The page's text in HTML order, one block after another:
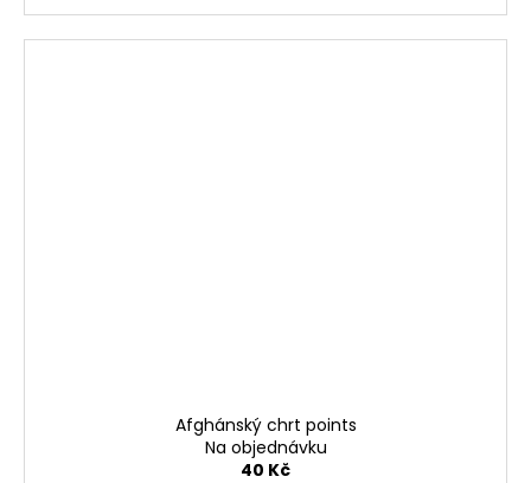
Afghánský chrt points
Na objednávku
40 Kč